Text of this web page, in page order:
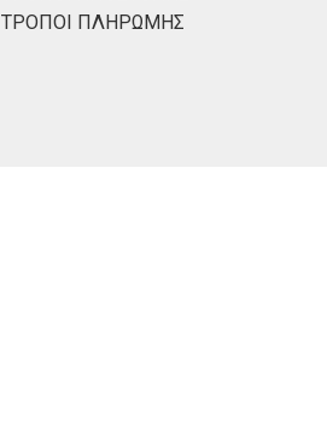
ΤΡΟΠΟΙ ΠΛΗΡΩΜΗΣ